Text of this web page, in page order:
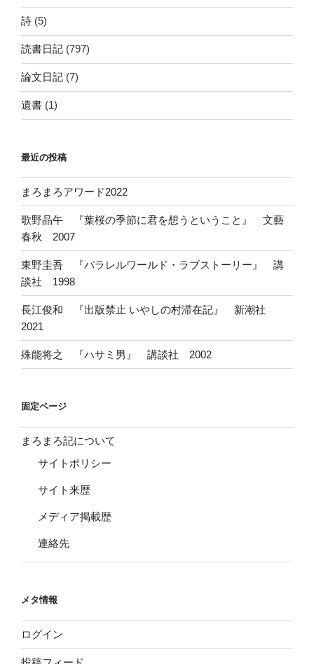
詩 (5)
読書日記 (797)
論文日記 (7)
遺書 (1)
最近の投稿
まろまろアワード2022
歌野晶午 『葉桜の季節に君を想うということ』 文藝
春秋 2007
東野圭吾 『パラレルワールド・ラブストーリー』 講
談社 1998
長江俊和 『出版禁止 いやしの村滞在記』 新潮社
2021
殊能将之 『ハサミ男』 講談社 2002
固定ページ
まろまろ記について
サイトポリシー
サイト来歴
メディア掲載歴
連絡先
メタ情報
ログイン